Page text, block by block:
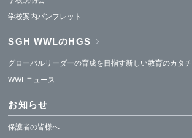
学校案内パンフレット
SGH WWLのHGS
グローバルリーダーの育成を目指す新しい教育のカタチ
WWLニュース
お知らせ
保護者の皆様へ